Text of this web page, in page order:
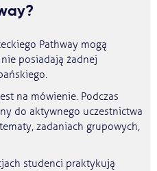
Pathway mogą
posiadają żadnej
na mówienie. Podczas
do aktywnego uczestnictwa
zadaniach grupowych,
studenci praktykują